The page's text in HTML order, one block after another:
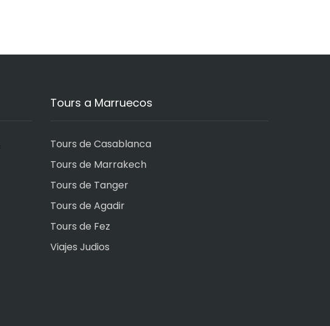
Tours a Marruecos
Tours de Casablanca
Tours de Marrakech
Tours de Tanger
Tours de Agadir
Tours de Fez
Viajes Judios